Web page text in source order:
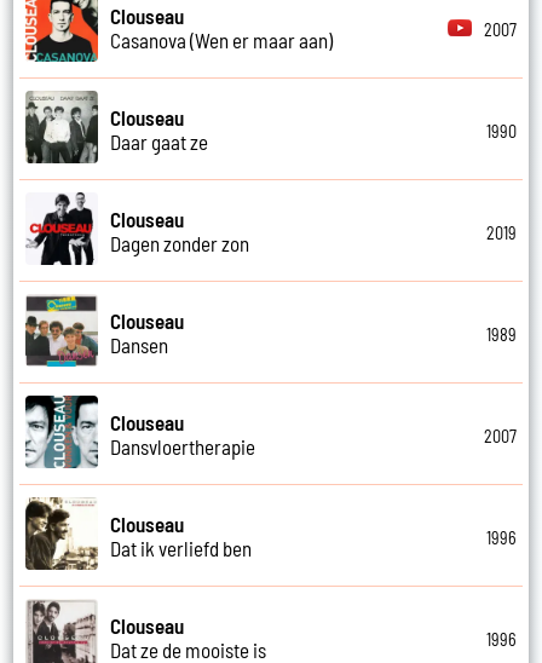
Clouseau
Casanova (Wen er maar aan)
2007
Clouseau
Daar gaat ze
1990
Clouseau
Dagen zonder zon
2019
Clouseau
Dansen
1989
Clouseau
Dansvloertherapie
2007
Clouseau
Dat ik verliefd ben
1996
Clouseau
Dat ze de mooiste is
1996